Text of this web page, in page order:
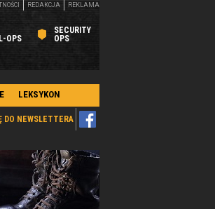
OPS
SECURITY
OPS
REDAKCJA REKLAMA
LEKSYKON
DO NEWSLETTERA